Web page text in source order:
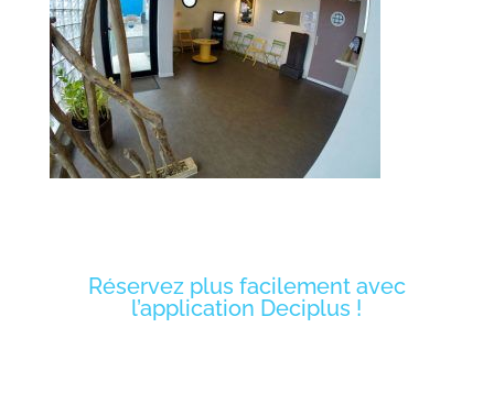
Réservez plus facilement avec
l’application Deciplus !